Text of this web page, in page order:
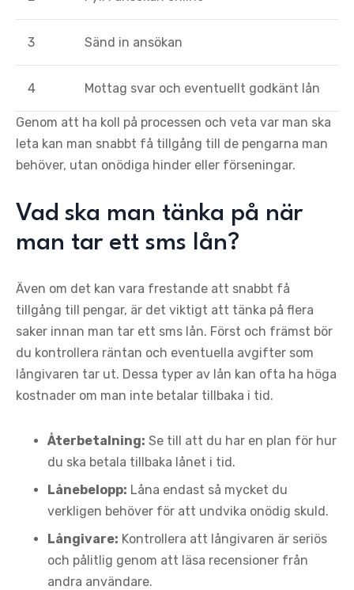
3 Sänd in ansökan
4 Mottag svar och eventuellt godkänt lån
Genom att ha koll på processen och veta var man ska
leta kan man snabbt få tillgång till de pengarna man
behöver, utan onödiga hinder eller förseningar.
Vad ska man tänka på när
man tar ett sms lån?
Även om det kan vara frestande att snabbt få
tillgång till pengar, är det viktigt att tänka på flera
saker innan man tar ett sms lån. Först och främst bör
du kontrollera räntan och eventuella avgifter som
långivaren tar ut. Dessa typer av lån kan ofta ha höga
kostnader om man inte betalar tillbaka i tid.
Återbetalning: Se till att du har en plan för hur
du ska betala tillbaka lånet i tid.
Lånebelopp: Låna endast så mycket du
verkligen behöver för att undvika onödig skuld.
Långivare: Kontrollera att långivaren är seriös
och pålitlig genom att läsa recensioner från
andra användare.